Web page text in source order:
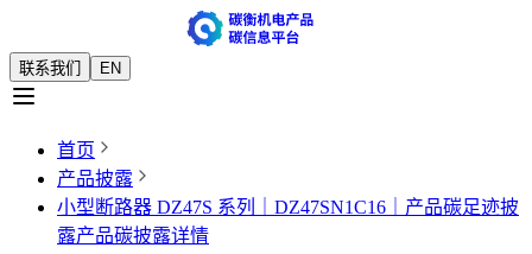
联系我们 EN
首页
产品披露
小型断路器 DZ47S 系列｜DZ47SN1C16｜产品碳足迹披
露产品碳披露详情